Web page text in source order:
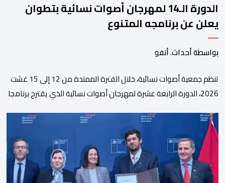
الدورة الـ14 لمهرجان أصوات نسائية بتطوان
يعلن عن برنامجه المتنوع
بواسطة أحداث. أنفو
تنظم جمعية أصوات نسائية، خلال الفترة الممتدة من 12 إلى 15 غشت
2026، الدورة الرابعة عشرة لمهرجان أصوات نسائية الذي يقترح برنامجا
الاجتماعية والتضامنية والإنسانية. ووفق بلاغ للمنظمين، تقترح هذه
الدورة، التي تنظم تحت الرعاية السامية لصاحب الجلالة الملك محمد
السادس، تحت شعار “سيدات البحر الأبيض المتوسط، […]